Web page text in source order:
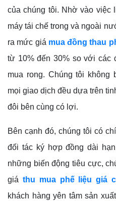
của chúng tôi. Nhờ vào việc
máy tái chế trong và ngoài
ra mức giá mua đồng thau
từ 10% đến 30% so với
mua rong. Chúng tôi không
mọi giao dịch đều dựa trên
đôi bên cùng có lợi.
Bên cạnh đó, chúng tôi có
đối tác ký hợp đồng dài
những biến động tiêu cực,
giá thu mua phế liệu giá
khách hàng yên tâm sản